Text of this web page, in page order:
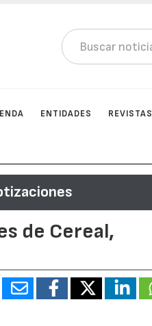
ENTIDADES REVISTAS
de Cereal,